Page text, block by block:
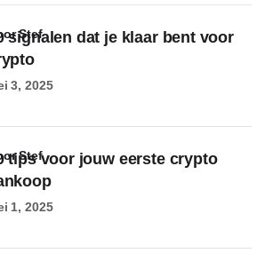
signalen dat je klaar bent voor
Stef
3, 2025
tips voor jouw eerste crypto
Stef
1, 2025